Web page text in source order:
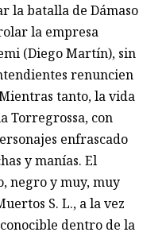
la batalla de Dámaso
la empresa
(Diego Martín), sin
renuncien
tanto, la vida
Torregrossa, con
enfrascado
y manías. El
negro y muy, muy
S. L., a la vez
dentro de la